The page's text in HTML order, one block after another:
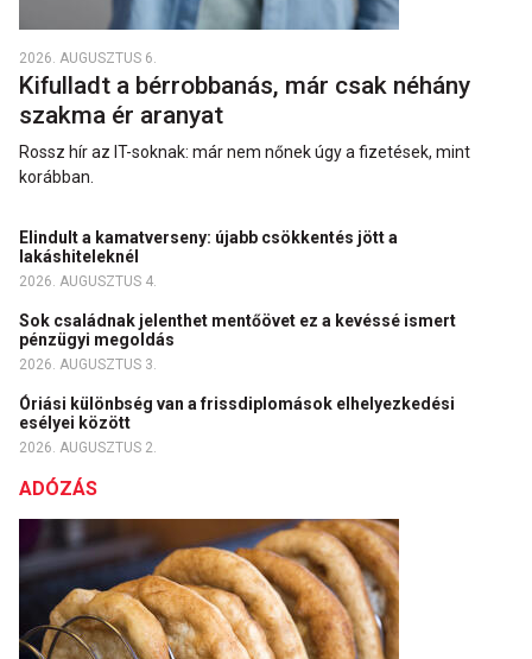
2026. AUGUSZTUS 6.
Kifulladt a bérrobbanás, már csak néhány
szakma ér aranyat
Rossz hír az IT-soknak: már nem nőnek úgy a fizetések, mint
korábban.
Elindult a kamatverseny: újabb csökkentés jött a
lakáshiteleknél
2026. AUGUSZTUS 4.
Sok családnak jelenthet mentőövet ez a kevéssé ismert
pénzügyi megoldás
2026. AUGUSZTUS 3.
Óriási különbség van a frissdiplomások elhelyezkedési
esélyei között
2026. AUGUSZTUS 2.
ADÓZÁS